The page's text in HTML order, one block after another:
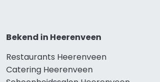
Bekend in Heerenveen
Restaurants Heerenveen
Catering Heerenveen